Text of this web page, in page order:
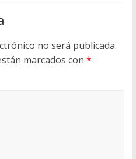
no será publicada.
marcados con *